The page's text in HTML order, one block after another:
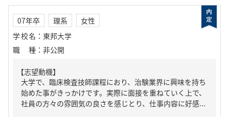
07年卒 理系
女性
学校名 ： 東邦大学
職種 ： 非公開
【志望動機】
大学で、臨床検査技師課程におり、治験業界に興味を持ち
始めた事がきっかけです。実際に面接を重ねていく上で、
社員の方々の雰囲気の良さを感じとり、仕事内容に好感...